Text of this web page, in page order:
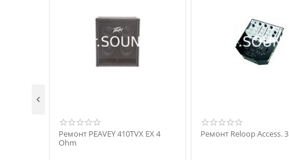
Ремонт PEAVEY 410TVX EX 4
Ohm
Ремонт Reloop Access. 3
